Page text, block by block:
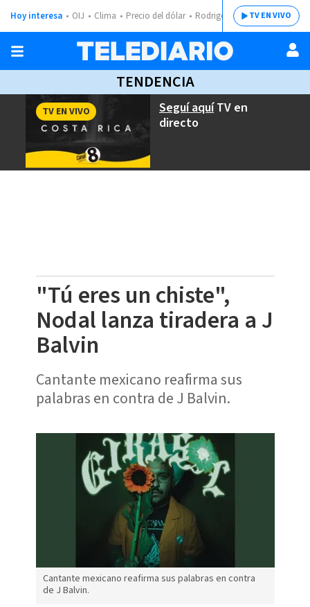
Hoy interesa OIJ Clima Precio del dólar Rodrigo ChavesTV EN VIVO
TENDENCIA
Seguí aquíTV en
directo
TV EN VIVO
"Tú eres un chiste",
Nodal lanza tiradera a J
Balvin
Cantante mexicano reafirma sus
palabras en contra de J Balvin.
Cantante mexicano reafirma sus palabras en contra
de J Balvin.